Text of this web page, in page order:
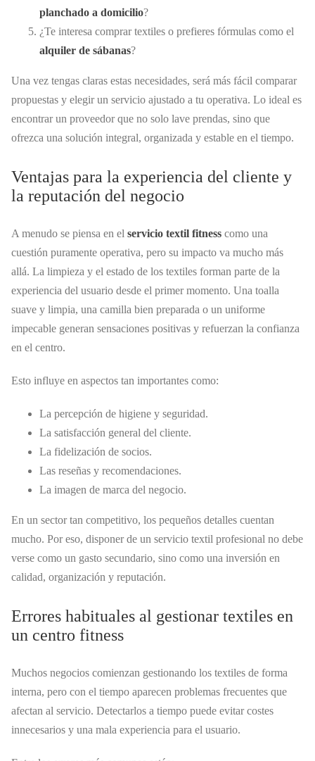
planchado a domicilio?
¿Te interesa comprar textiles o prefieres fórmulas como el
alquiler de sábanas?
Una vez tengas claras estas necesidades, será más fácil comparar
propuestas y elegir un servicio ajustado a tu operativa. Lo ideal es
encontrar un proveedor que no solo lave prendas, sino que
ofrezca una solución integral, organizada y estable en el tiempo.
Ventajas para la experiencia del cliente y
la reputación del negocio
A menudo se piensa en el servicio textil fitness como una
cuestión puramente operativa, pero su impacto va mucho más
allá. La limpieza y el estado de los textiles forman parte de la
experiencia del usuario desde el primer momento. Una toalla
suave y limpia, una camilla bien preparada o un uniforme
impecable generan sensaciones positivas y refuerzan la confianza
en el centro.
Esto influye en aspectos tan importantes como:
La percepción de higiene y seguridad.
La satisfacción general del cliente.
La fidelización de socios.
Las reseñas y recomendaciones.
La imagen de marca del negocio.
En un sector tan competitivo, los pequeños detalles cuentan
mucho. Por eso, disponer de un servicio textil profesional no debe
verse como un gasto secundario, sino como una inversión en
calidad, organización y reputación.
Errores habituales al gestionar textiles en
un centro fitness
Muchos negocios comienzan gestionando los textiles de forma
interna, pero con el tiempo aparecen problemas frecuentes que
afectan al servicio. Detectarlos a tiempo puede evitar costes
innecesarios y una mala experiencia para el usuario.